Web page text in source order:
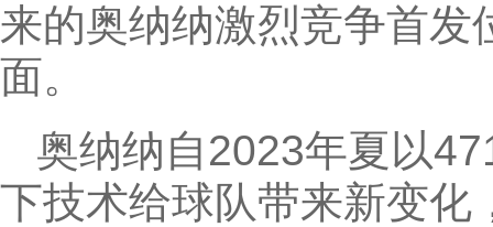
来的奥纳纳激烈竞争首发
面。
奥纳纳自2023年夏以
下技术给球队带来新变化